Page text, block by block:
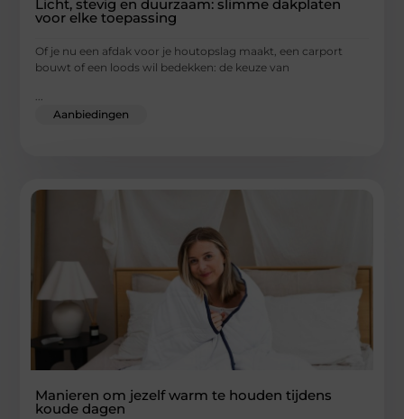
Licht, stevig en duurzaam: slimme dakplaten
voor elke toepassing
Of je nu een afdak voor je houtopslag maakt, een carport
bouwt of een loods wil bedekken: de keuze van
...
Aanbiedingen
Manieren om jezelf warm te houden tijdens
koude dagen